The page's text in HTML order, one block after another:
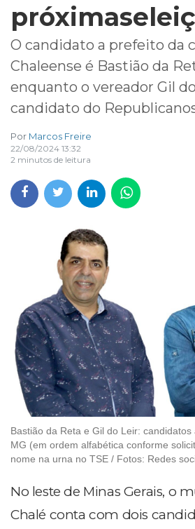
O candidato a prefeito da
Chaleense é Bastião da
enquanto o vereador Gil
candidato do
Por Marcos Freire
22/08/2024 13:32
2 minutos de leitura
Bastião da Reta e Gil do Leir:
MG (em ordem alfabética conforme
nome na urna no TSE / Fotos: Redes
No leste de Minas Gerais, o
Chalé conta com dois